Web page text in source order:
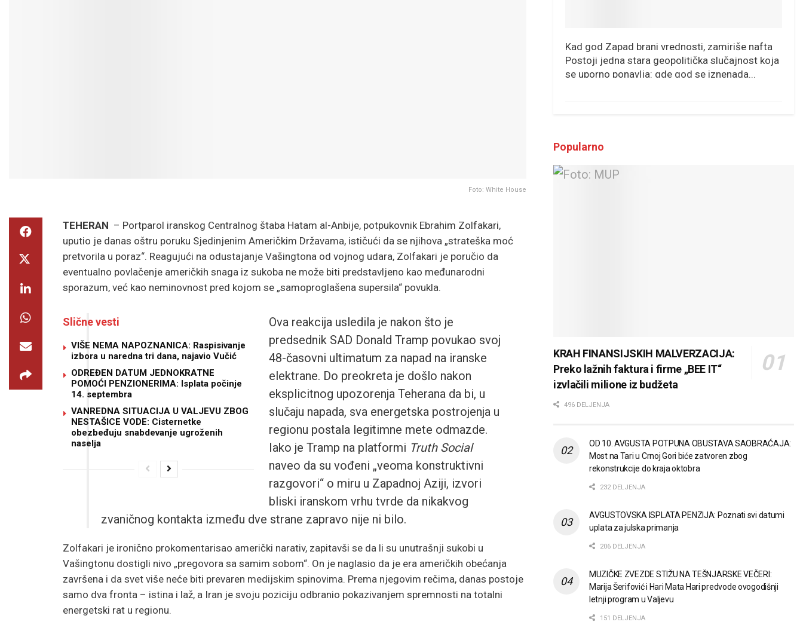
Foto: White House
TEHERAN – Portparol iranskog Centralnog štaba Hatam al-Anbije, potpukovnik Ebrahim Zolfakari,
uputio je danas oštru poruku Sjedinjenim Američkim Državama, ističući da se njihova „strateška moć
pretvorila u poraz“. Reagujući na odustajanje Vašingtona od vojnog udara, Zolfakari je poručio da
eventualno povlačenje američkih snaga iz sukoba ne može biti predstavljeno kao međunarodni
sporazum, već kao neminovnost pred kojom se „samoproglašena supersila“ povukla.
Slične vesti
VIŠE NEMA NAPOZNANICA: Raspisivanje
izbora u naredna tri dana, najavio Vučić
ODREĐEN DATUM JEDNOKRATNE
POMOĆI PENZIONERIMA: Isplata počinje
14. septembra
VANREDNA SITUACIJA U VALJEVU ZBOG
NESTAŠICE VODE: Cisternetke
obezbeđuju snabdevanje ugroženih
naselja
Ova reakcija usledila je nakon što je
predsednik SAD Donald Tramp povukao svoj
48-časovni ultimatum za napad na iranske
elektrane. Do preokreta je došlo nakon
eksplicitnog upozorenja Teherana da bi, u
slučaju napada, sva energetska postrojenja u
regionu postala legitimne mete odmazde.
Iako je Tramp na platformi Truth Social
naveo da su vođeni „veoma konstruktivni
razgovori“ o miru u Zapadnoj Aziji, izvori
bliski iranskom vrhu tvrde da nikakvog
zvaničnog kontakta između dve strane zapravo nije ni bilo.
Zolfakari je ironično prokomentarisao američki narativ, zapitavši se da li su unutrašnji sukobi u
Vašingtonu dostigli nivo „pregovora sa samim sobom“. On je naglasio da je era američkih obećanja
završena i da svet više neće biti prevaren medijskim spinovima. Prema njegovim rečima, danas postoje
samo dva fronta – istina i laž, a Iran je svoju poziciju odbranio pokazivanjem spremnosti na totalni
energetski rat u regionu.
Kad god Zapad brani vrednosti, zamiriše nafta
Postoji jedna stara geopolitička slučajnost koja
se uporno ponavlja: gde god se iznenada...
Popularno
KRAH FINANSIJSKIH MALVERZACIJA:
Preko lažnih faktura i firme „BEE IT“
izvlačili milione iz budžeta
496 DELJENJA
OD 10. AVGUSTA POTPUNA OBUSTAVA SAOBRAĆAJA:
Most na Tari u Crnoj Gori biće zatvoren zbog
rekonstrukcije do kraja oktobra
232 DELJENJA
AVGUSTOVSKA ISPLATA PENZIJA: Poznati svi datumi
uplata za julska primanja
206 DELJENJA
MUZIČKE ZVEZDE STIŽU NA TEŠNJARSKE VEČERI:
Marija Šerifović i Hari Mata Hari predvode ovogodišnji
letnji program u Valjevu
151 DELJENJA